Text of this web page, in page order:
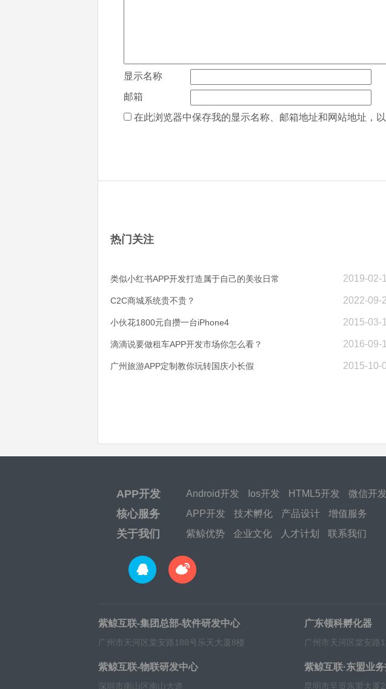
显示名称
邮箱
在此浏览器中保存我的显示名称、邮箱地址和网站地址，以
热门关注
2019-02-
类似小红书APP开发打造属于自己的美妆日常
2022-09-
C2C商城系统贵不贵？
2015-03-
小伙花1800元自攒一台iPhone4
2016-09-
滴滴说要做租车APP开发市场你怎么看？
2015-10-
广州旅游APP定制教你玩转国庆小长假
APP开发 Android开发 Ios开发 HTML5开发 微信开发
核心服务 APP开发 技术孵化 产品设计 增值服务
关于我们 紫鲸优势 企业文化 人才计划 联系我们
紫鲸互联-集团总部-软件研发中心
广州市天河区棠安路188号乐天大厦8楼
广东领科孵化器
广州市天河区棠安路
紫鲸互联-物联研发中心
深圳市南山区南山大道
紫鲸互联·东盟业
昆明市呈贡东盟大厦2